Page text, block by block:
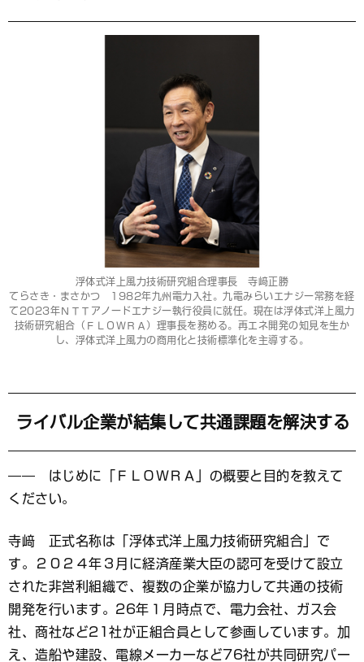
浮体式洋上風力技術研究組合理事長 寺﨑正勝
てらさき・まさかつ 1982年九州電力入社。九電みらいエナジー常務を経
て2023年ＮＴＴアノードエナジー執行役員に就任。現在は浮体式洋上風力
技術研究組合（ＦＬＯＷＲＡ）理事長を務める。再エネ開発の知見を生か
し、浮体式洋上風力の商用化と技術標準化を主導する。
ライバル企業が結集して共通課題を解決する
―― はじめに「ＦＬＯＷＲＡ」の概要と目的を教えて
ください。
寺﨑 正式名称は「浮体式洋上風力技術研究組合」で
す。２０２４年３月に経済産業大臣の認可を受けて設立
された非営利組織で、複数の企業が協力して共通の技術
開発を行います。26年１月時点で、電力会社、ガス会
社、商社など21社が正組合員として参画しています。加
え、造船や建設、電線メーカーなど76社が共同研究パー